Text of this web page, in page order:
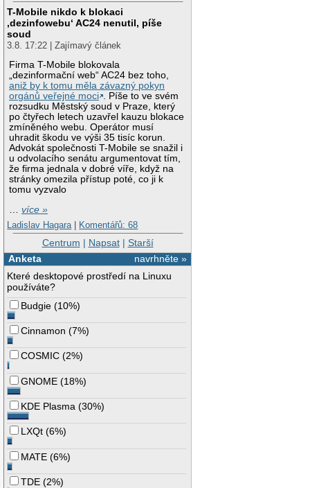
T-Mobile nikdo k blokaci
‚dezinfowebu‘ AC24 nenutil, píše
soud
3.8. 17:22 | Zajímavý článek
Firma T-Mobile blokovala
„dezinformační web“ AC24 bez toho,
aniž by k tomu měla závazný pokyn
orgánů veřejné moci . Píše to ve svém
rozsudku Městský soud v Praze, který
po čtyřech letech uzavřel kauzu blokace
zmíněného webu. Operátor musí
uhradit škodu ve výši 35 tisíc korun.
Advokát společnosti T-Mobile se snažil i
u odvolacího senátu argumentovat tím,
že firma jednala v dobré víře, když na
stránky omezila přístup poté, co ji k
tomu vyzvalo
…více »
Ladislav Hagara | Komentářů: 68
Centrum | Napsat| Starší
navrhněte »
Anketa
Které desktopové prostředí na Linuxu
používáte?
Budgie (10%)
Cinnamon (7%)
COSMIC (2%)
GNOME (18%)
KDE Plasma (30%)
LXQt (6%)
MATE (6%)
TDE (2%)